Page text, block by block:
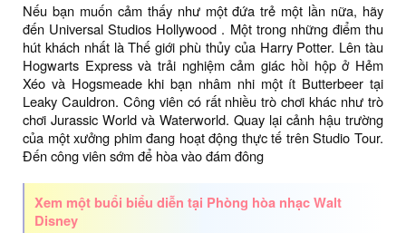
Nếu bạn muốn cảm thấy như một đứa trẻ một lần nữa, hãy
đến Universal Studios Hollywood . Một trong những điểm thu
hút khách nhất là Thế giới phù thủy của Harry Potter. Lên tàu
Hogwarts Express và trải nghiệm cảm giác hồi hộp ở Hẻm
Xéo và Hogsmeade khi bạn nhâm nhi một ít Butterbeer tại
Leaky Cauldron. Công viên có rất nhiều trò chơi khác như trò
chơi Jurassic World và Waterworld. Quay lại cảnh hậu trường
của một xưởng phim đang hoạt động thực tế trên Studio Tour.
Đến công viên sớm để hòa vào đám đông
Xem một buổi biểu diễn tại Phòng hòa nhạc Walt
Disney